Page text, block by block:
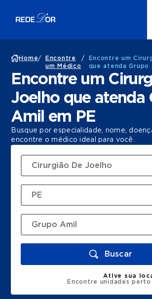
Home/
Encontre
um Médico
/
Encontre um
que atenda Grupo
Encontre um
Joelho que atenda
Amil em PE
Busque por especialidade, nome,
encontre o médico ideal para você.
Buscar
Ative sua
Encontre unidades